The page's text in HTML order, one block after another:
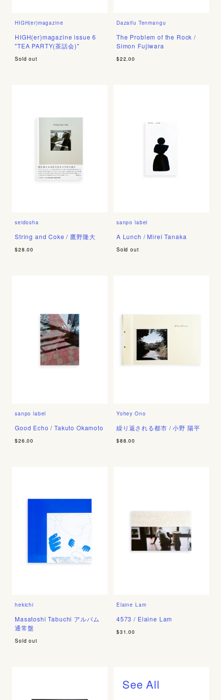
HIGH(er)magazine
HIGH(er)magazine issue 6
"TEA PARTY(茶話会)"
Sold out
Dazaifu Tenmangu
The Problem of the Rock /
Simon Fujiwara
$22.00
seidosha
String and Coke / 鷹野隆大
$28.00
sanpo label
A Lunch / Mirei Tanaka
Sold out
sanpo label
Good Echo / Takuto Okamoto
$26.00
Yohey Ono
繰り返される都市 / 小野 陽平
$88.00
hekichi
Masatoshi Tabuchi アルバム
通常盤
Sold out
Elaine Lam
4573 / Elaine Lam
$31.00
See All